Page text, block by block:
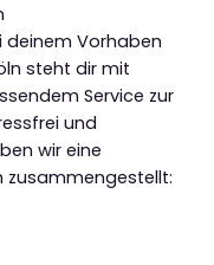
deinem Vorhaben
steht dir mit
Service zur
und
wir eine
zusammengestellt: